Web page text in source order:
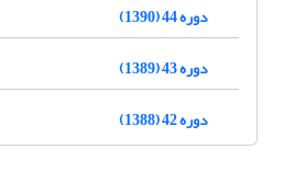
دوره 44 (1390)
دوره 43 (1389)
دوره 42 (1388)